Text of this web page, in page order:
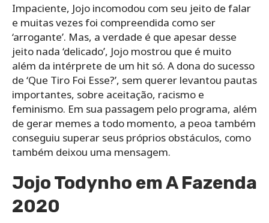
Impaciente, Jojo incomodou com seu jeito de falar
e muitas vezes foi compreendida como ser
‘arrogante’. Mas, a verdade é que apesar desse
jeito nada ‘delicado’, Jojo mostrou que é muito
além da intérprete de um hit só. A dona do sucesso
de ‘Que Tiro Foi Esse?’, sem querer levantou pautas
importantes, sobre aceitação, racismo e
feminismo. Em sua passagem pelo programa, além
de gerar memes a todo momento, a peoa também
conseguiu superar seus próprios obstáculos, como
também deixou uma mensagem.
Jojo Todynho em A Fazenda
2020